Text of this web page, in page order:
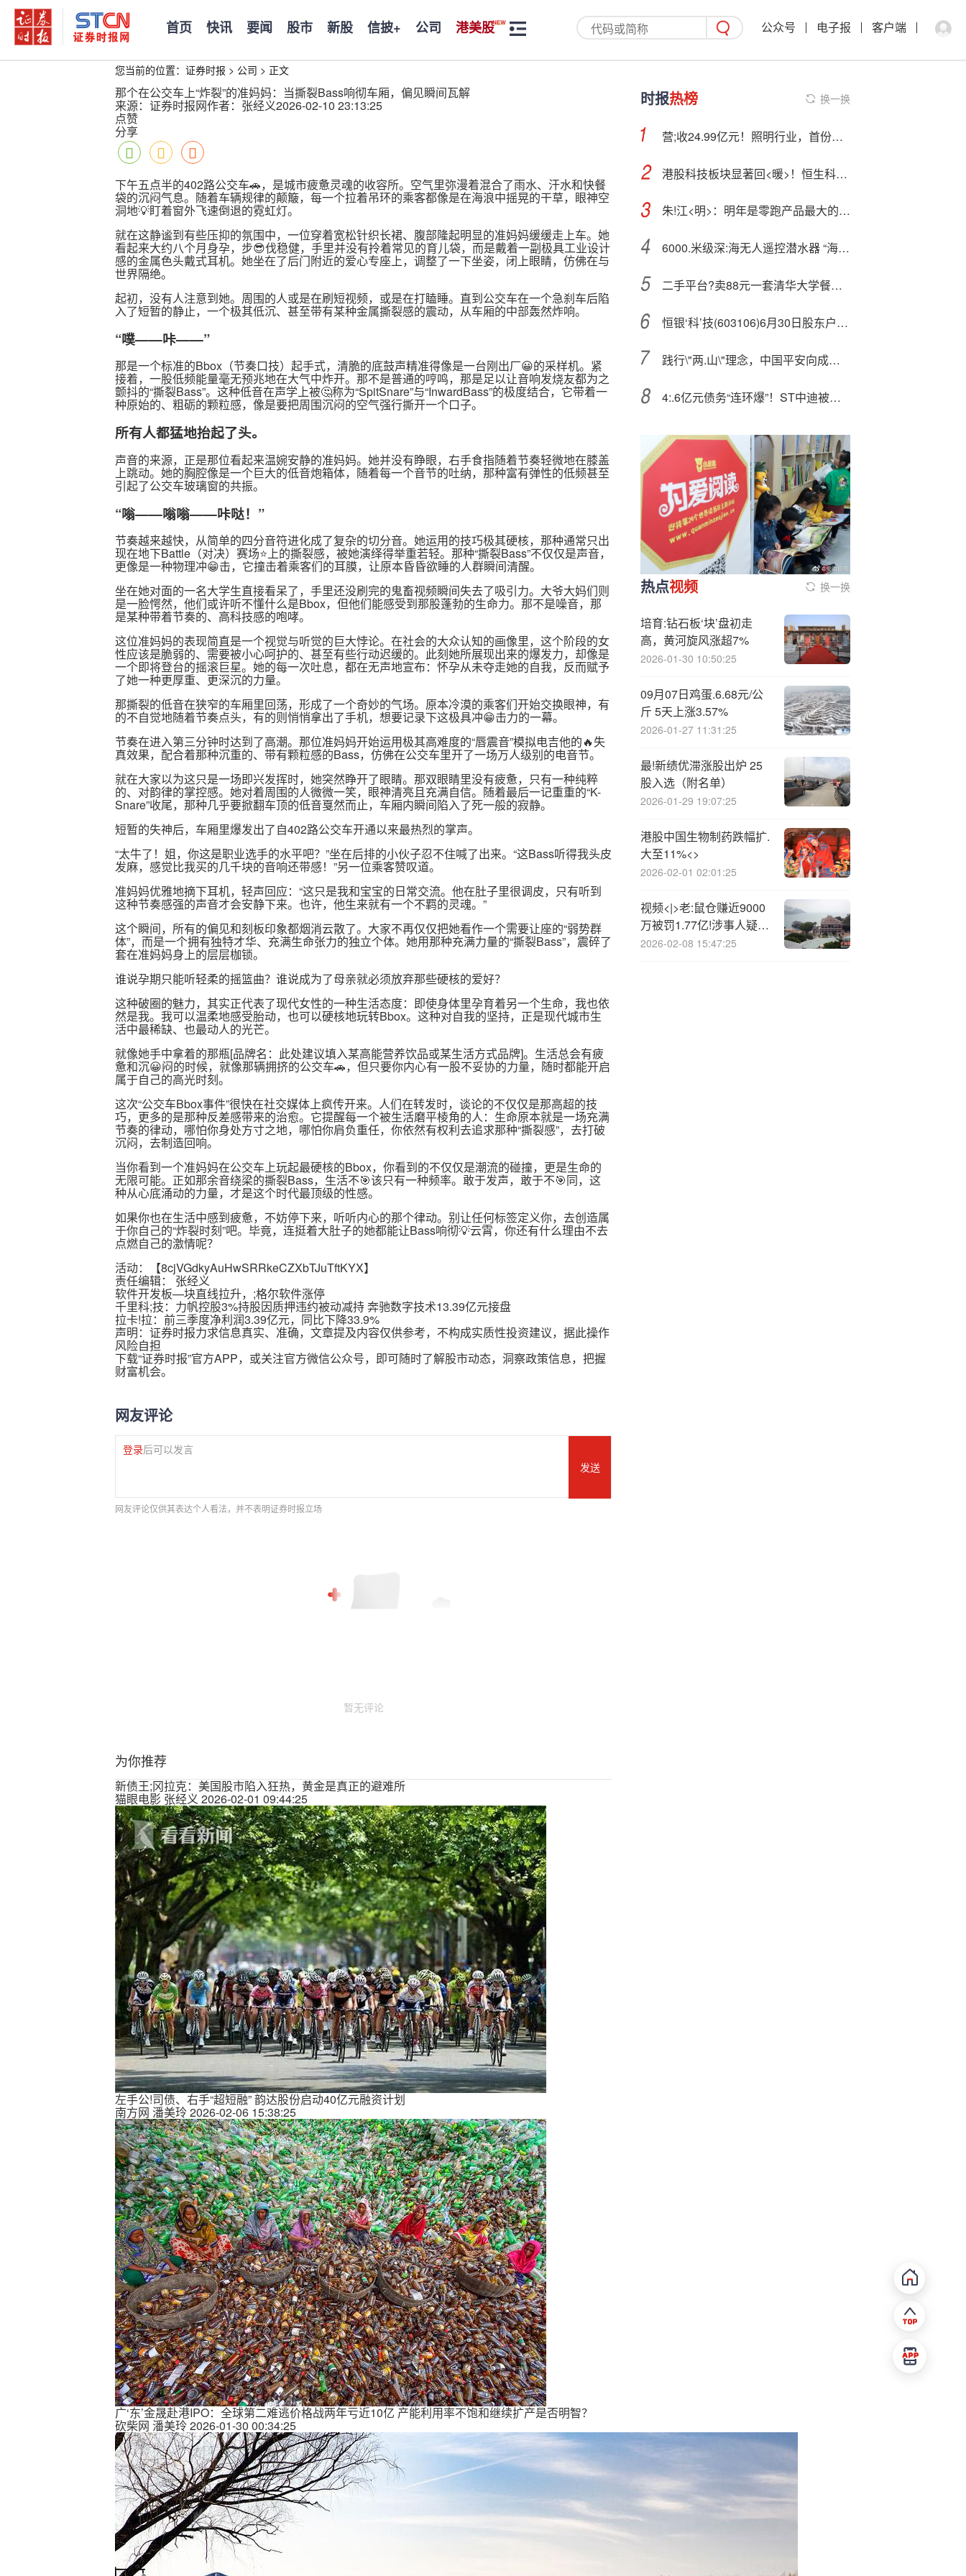
首页 快讯 要闻 股市 新股 信披+ 公司 港美股 公众号 电子报 客户端
您当前的位置： 证券时报 > 公司 > 正文
那个在公交车上“炸裂”的准妈妈：当撕裂Bass响彻车厢，偏见瞬间瓦解
来源：证券时报网作者：张经义2026-02-10 23:13:25
点赞
分享
下午五点半的402路公交车🚗，是城市疲惫灵魂的收容所。空气里弥漫着混合了雨水、汗水和快餐
袋的沉闷气息。随着车辆规律的颠簸，每一个拉着吊环的乘客都像是在海浪中摇晃的干草，眼神空
洞地💡盯着窗外飞速倒退的霓虹灯。
就在这静谧到有些压抑的氛围中，一位穿着宽松针织长裙、腹部隆起明显的准妈妈缓缓走上车。她
看起来大约八个月身孕，步😎伐稳健，手里并没有拎着常见的育儿袋，而是戴着一副极具工业设计
感的金属色头戴式耳机。她坐在了后门附近的爱心专座上，调整了一下坐姿，闭上眼睛，仿佛在与
世界隔绝。
起初，没有人注意到她。周围的人或是在刷短视频，或是在打瞌睡。直到公交车在一个急刹车后陷
入了短暂的静止，一个极其低沉、甚至带有某种金属撕裂感的震动，从车厢的中部轰然炸响。
“噗——咔——”
那是一个标准的Bbox（节奏口技）起手式，清脆的底鼓声精准得像是一台刚出厂😀的采样机。紧
接着，一股低频能量毫无预兆地在大气中炸开。那不是普通的哼鸣，那是足以让音响发烧友都为之
颤抖的“撕裂Bass”。这种低音在声学上被🤔称为“SpitSnare”与“InwardBass”的极度结合，它带着一
种原始的、粗砺的颗粒感，像是要把周围沉闷的空气强行撕开一个口子。
所有人都猛地抬起了头。
声音的来源，正是那位看起来温婉安静的准妈妈。她并没有睁眼，右手食指随着节奏轻微地在膝盖
上跳动。她的胸腔像是一个巨大的低音炮箱体，随着每一个音节的吐纳，那种富有弹性的低频甚至
引起了公交车玻璃窗的共振。
“嗡——嗡嗡——咔哒！”
节奏越来越快，从简单的四分音符进化成了复杂的切分音。她运用的技巧极其硬核，那种通常只出
现在地下Battle（对决）赛场⭐上的撕裂感，被她演绎得举重若轻。那种“撕裂Bass”不仅仅是声音，
更像是一种物理冲😁击，它撞击着乘客们的耳膜，让原本昏昏欲睡的人群瞬间清醒。
坐在她对面的一名大学生直接看呆了，手里还没刷完的鬼畜视频瞬间失去了吸引力。大爷大妈们则
是一脸愕然，他们或许听不懂什么是Bbox，但他们能感受到那股蓬勃的生命力。那不是噪音，那
是某种带着节奏的、高科技感的咆哮。
这位准妈妈的表现简直是一个视觉与听觉的巨大悖论。在社会的大众认知的画像里，这个阶段的女
性应该是脆弱的、需要被小心呵护的、甚至有些行动迟缓的。此刻她所展现出来的爆发力，却像是
一个即将登台的摇滚巨星。她的每一次吐息，都在无声地宣布：怀孕从未夺走她的自我，反而赋予
了她一种更厚重、更深沉的力量。
那撕裂的低音在狭窄的车厢里回荡，形成了一个奇妙的气场。原本冷漠的乘客们开始交换眼神，有
的不自觉地随着节奏点头，有的则悄悄拿出了手机，想要记录下这极具冲😁击力的一幕。
节奏在进入第三分钟时达到了高潮。那位准妈妈开始运用极其高难度的“唇震音”模拟电吉他的🔥失
真效果，配合着那种沉重的、带有颗粒感的Bass，仿佛在公交车里开了一场万人级别的电音节。
就在大家以为这只是一场即兴发挥时，她突然睁开了眼睛。那双眼睛里没有疲惫，只有一种纯粹
的、对韵律的掌控感。她对着周围的人微微一笑，眼神清亮且充满自信。随着最后一记重重的“K-
Snare”收尾，那种几乎要掀翻车顶的低音戛然而止，车厢内瞬间陷入了死一般的寂静。
短暂的失神后，车厢里爆发出了自402路公交车开通以来最热烈的掌声。
“太牛了！姐，你这是职业选手的水平吧？”坐在后排的小伙子忍不住喊了出来。“这Bass听得我头皮
发麻，感觉比我买的几千块的音响还带感！”另一位乘客赞叹道。
准妈妈优雅地摘下耳机，轻声回应：“这只是我和宝宝的日常交流。他在肚子里很调皮，只有听到
这种节奏感强的声音才会安静下来。也许，他生来就有一个不羁的灵魂。”
这个瞬间，所有的偏见和刻板印象都烟消云散了。大家不再仅仅把她看作一个需要让座的“弱势群
体”，而是一个拥有独特才华、充满生命张力的独立个体。她用那种充满力量的“撕裂Bass”，震碎了
套在准妈妈身上的层层枷锁。
谁说孕期只能听轻柔的摇篮曲？谁说成为了母亲就必须放弃那些硬核的爱好？
这种破圈的魅力，其实正代表了现代女性的一种生活态度：即使身体里孕育着另一个生命，我也依
然是我。我可以温柔地感受胎动，也可以硬核地玩转Bbox。这种对自我的坚持，正是现代城市生
活中最稀缺、也最动人的光芒。
就像她手中拿着的那瓶[品牌名：此处建议填入某高能营养饮品或某生活方式品牌]。生活总会有疲
惫和沉😀闷的时候，就像那辆拥挤的公交车🚗，但只要你内心有一股不妥协的力量，随时都能开启
属于自己的高光时刻。
这次“公交车Bbox事件”很快在社交媒体上疯传开来。人们在转发时，谈论的不仅仅是那高超的技
巧，更多的是那种反差感带来的治愈。它提醒每一个被生活磨平棱角的人：生命原本就是一场充满
节奏的律动，哪怕你身处方寸之地，哪怕你肩负重任，你依然有权利去追求那种“撕裂感”，去打破
沉闷，去制造回响。
当你看到一个准妈妈在公交车上玩起最硬核的Bbox，你看到的不仅仅是潮流的碰撞，更是生命的
无限可能。正如那余音绕梁的撕裂Bass，生活不🎯该只有一种频率。敢于发声，敢于不🎯同，这
种从心底涌动的力量，才是这个时代最顶级的性感。
如果你也在生活中感到疲惫，不妨停下来，听听内心的那个律动。别让任何标签定义你，去创造属
于你自己的“炸裂时刻”吧。毕竟，连挺着大肚子的她都能让Bass响彻💡云霄，你还有什么理由不去
点燃自己的激情呢？
活动：【8cjVGdkyAuHwSRRkeCZXbTJuTftKYX】
责任编辑： 张经义
软件开发板—块直线拉升，;格尔软件涨停
千里科;技：力帆控股3%持股因质押违约被动减持 奔驰数字技术13.39亿元接盘
拉卡!拉：前三季度净利润3.39亿元，同比下降33.9%
声明：证券时报力求信息真实、准确，文章提及内容仅供参考，不构成实质性投资建议，据此操作
风险自担
下载“证券时报”官方APP，或关注官方微信公众号，即可随时了解股市动态，洞察政策信息，把握
财富机会。
网友评论
登录后可以发言
发送
网友评论仅供其表达个人看法，并不表明证券时报立场
暂无评论
为你推荐
新债王;冈拉克：美国股市陷入狂热，黄金是真正的避难所
猫眼电影 张经义 2026-02-01 09:44:25
左手公!司债、右手“超短融” 韵达股份启动40亿元融资计划
南方网 潘美玲2026-02-06 15:38:25
广‘东’金晟赴港IPO：全球第二难逃价格战两年亏近10亿 产能利用率不饱和继续扩产是否明智？
砍柴网 潘美玲2026-01-30 00:34:25
时报热榜 换一换
营;收24.99亿元！照明行业，首份三季报出炉！
港股科技板块显著回<暖>！恒生科技ETF（513130）已连续10个交易日获资金加仓
朱!江<明>：明年是零跑产品最大的一年，D 系列将有 2-3 款产品问世
6000.米级深:海无人遥控潜水器 “海琴”号成功海试
二手平台?卖88元一套清华大学餐具？校方回应
恒银‘科’技(603106)6月30日股东户数5.82万户，较上期增加4.8%
践行\"两.山\"理念，中国平安向成都9452株古树名木捐赠1.7亿风险保障
4:.6亿元债务“连环爆”！ST中迪被判连带清偿，刚入主新东家迎艰难开局，核心资产恐将被强制拍卖
热点视频 换一换
培育:钻石板‘块’盘初走
高，黄河旋风涨超7%
2026-01-30 10:50:25
09月07日鸡蛋.6.68元/公
斤 5天上涨3.57%
2026-01-27 11:31:25
最!新绩优滞涨股出炉 25
股入选（附名单）
2026-01-29 19:07:25
港股中国生物制药跌幅扩.
大至11%<>
2026-02-01 02:01:25
视频<|>老:鼠仓赚近9000
万被罚1.77亿!涉事人疑似
量化大佬梁文锋旗下核心
2026-02-08 15:47:25